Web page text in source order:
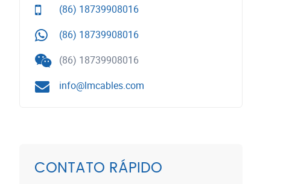
(86) 18739908016
(86) 18739908016
(86) 18739908016
info@lmcables.com
CONTATO RÁPIDO